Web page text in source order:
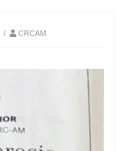
CRCAM